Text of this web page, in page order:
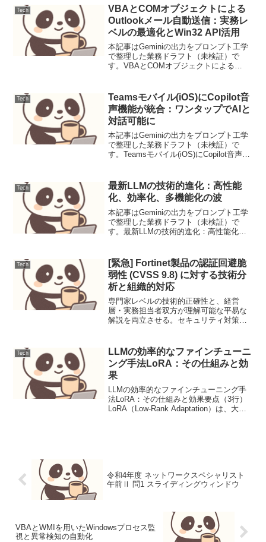
縮、パーソナライズ集約、セキュア集約
といった新技術で対応が...
Tech
VBAとCOMオブジェクトによる
Outlookメール自動送信：実務レ
ベルの最適化とWin32 API活用
本記事はGeminiの出力をプロンプト工学
で整理した業務ドラフト（未検証）で
す。VBAとCOMオブジェクトによる
ビジネスシーンにおいて、メールの定型
的な...
Tech
Teamsモバイル(iOS)にCopilot音
声機能が統合：ワンタップでAIと
対話可能に
本記事はGeminiの出力をプロンプト工学
で整理した業務ドラフト（未検証）で
す。Teamsモバイル(iOS)にCopilot音声機
追加。移動中でもハン...
Tech
最新LLMの技術的進化：高性能
化、効率化、多機能化の波
本記事はGeminiの出力をプロンプト工学
で整理した業務ドラフト（未検証）で
す。最新LLMの技術的進化：高性能化、
の幅において目覚ましいものがありま
す。特に2024年...
Tech
[緊急] Fortinet製品の認証回避脆
弱性 (CVSS 9.8) に対する技術分
析と組織的対応
専門家レベルの技術的正確性と、経営
層・実務担当者双方が理解可能な平易な
解説を両立させる。セキュリティ対策の
ス（NVD, JPCERT/CC等）を背景に置い
た客観的分析を...
Tech
LLMの効率的なファインチューニ
ング手法LoRA：その仕組みと効
果
LLMの効率的なファインチューニング手
法LoRA：その仕組みと効果要点（3行）
LoRA（Low-Rank Adaptation）は、大規
令和4年度 ネットワークスペシャリスト
午前Ⅱ 問1 スライディングウィンドウ
VBAとWMIを用いたWindowsプロセス監
視と異常検知の自動化